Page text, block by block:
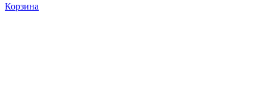
Корзина